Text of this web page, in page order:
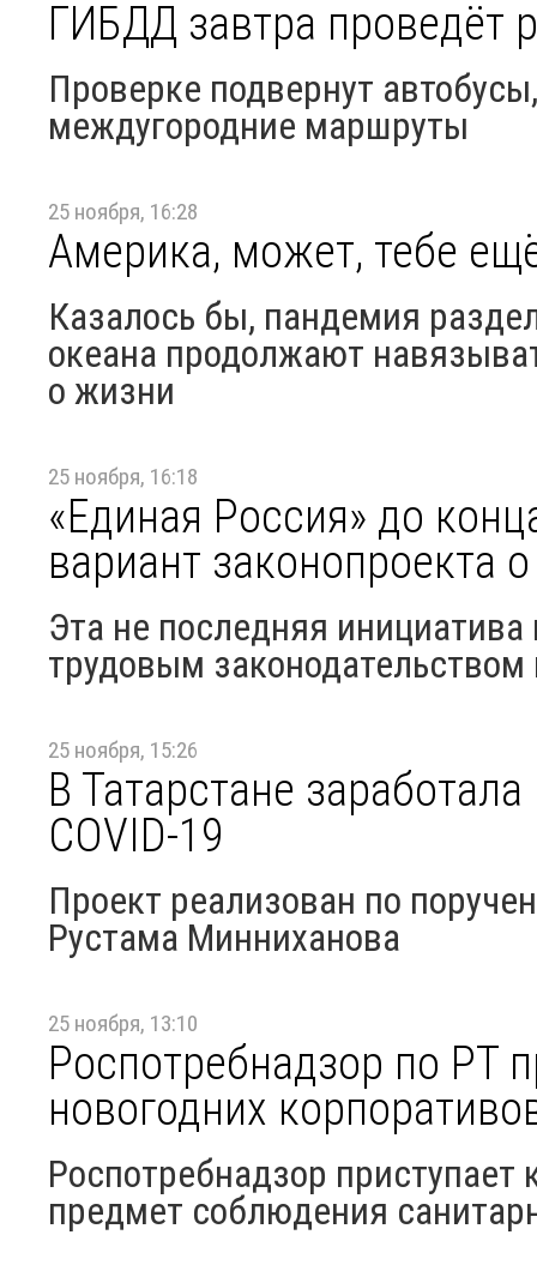
ГИБДД завтра проведёт
Проверке подвернут
междугородние маршруты
25 ноября, 16:28
Америка, может, тебе
Казалось бы, пандемия
океана продолжают
о жизни
25 ноября, 16:18
«Единая Россия» до
вариант законопроекта
Эта не последняя
трудовым
25 ноября, 15:26
В Татарстане
COVID-19
Проект реализован по
Рустама Минниханова
25 ноября, 13:10
Роспотребнадзор по РТ
новогодних
Роспотребнадзор приступает
предмет соблюдения